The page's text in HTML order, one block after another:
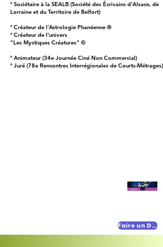
° Sociétaire à la SEALB (Société des Écrivains d'Alsace, de
Lorraine et du Territoire de Belfort)
° Créateur de l'Astrologie Phanéenne ®
° Créateur de l'univers
"Les Mystiques Créatures" ©
° Animateur (34e Journée Ciné Non Commercial)
° Juré (78e Rencontres Interrégionales de Courts-Métrages)
Faire un Don